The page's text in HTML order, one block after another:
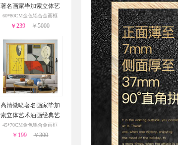
著名画家毕加索立体艺
术油画经典艺术装饰画
60*80CM金色铝合金画框
￥239 ￥5000
高清微喷著名画家毕加
索立体艺术油画经典艺
术装饰画
45*70CM金色铝合金画框
￥199 ￥300